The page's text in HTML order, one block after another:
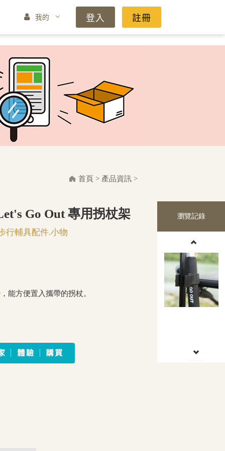
我的 登入 註冊
首頁 > 產品資訊 >
Go Out 專用拐杖架
行輔具配件.小物
能方便置入攜帶的拐杖。
瀏覽記錄